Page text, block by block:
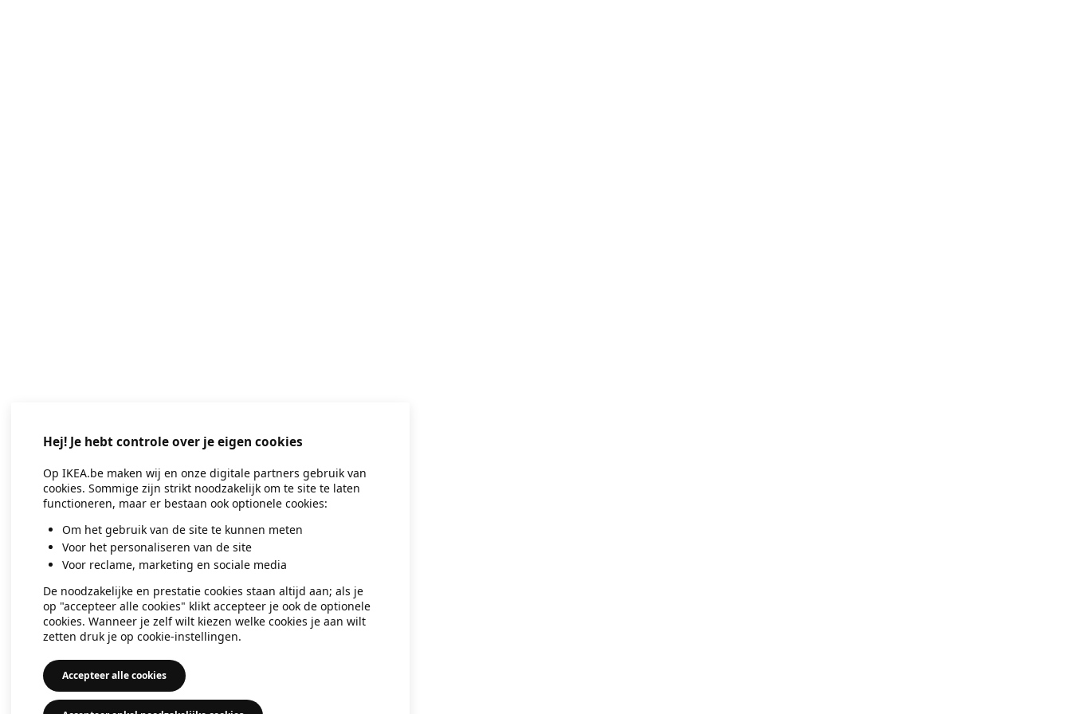
Hej! Je hebt controle over je eigen cookies
Op IKEA.be maken wij en onze digitale partners gebruik van
cookies. Sommige zijn strikt noodzakelijk om te site te laten
functioneren, maar er bestaan ook optionele cookies:
Om het gebruik van de site te kunnen meten
Voor het personaliseren van de site
Voor reclame, marketing en sociale media
De noodzakelijke en prestatie cookies staan altijd aan; als je
op "accepteer alle cookies" klikt accepteer je ook de optionele
cookies. Wanneer je zelf wilt kiezen welke cookies je aan wilt
zetten druk je op cookie-instellingen.
Accepteer alle cookies